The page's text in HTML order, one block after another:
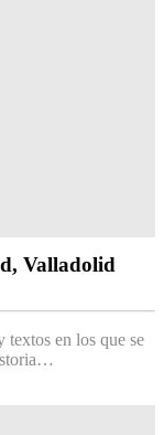
Valladolid
textos en los que se